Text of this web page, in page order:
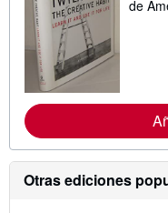
de
Otras ediciones